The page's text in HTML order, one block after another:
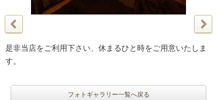
是非当店をご利用下さい、休まるひと時をご用意いたしま
す。
フォトギャラリー一覧へ戻る